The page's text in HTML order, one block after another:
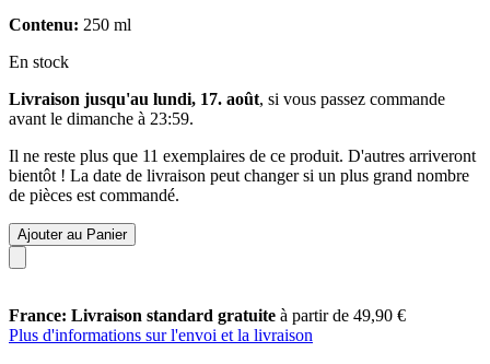
Contenu: 250 ml
En stock
Livraison jusqu'au lundi, 17. août, si vous passez commande
avant le dimanche à 23:59.
Il ne reste plus que 11 exemplaires de ce produit. D'autres arriveront
bientôt ! La date de livraison peut changer si un plus grand nombre
de pièces est commandé.
Ajouter au Panier
France: Livraison standard gratuite à partir de 49,90 €
Plus d'informations sur l'envoi et la livraison